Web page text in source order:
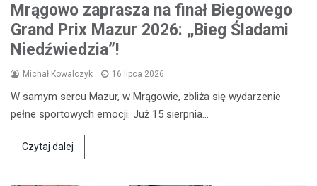
Mrągowo zaprasza na finał Biegowego
Grand Prix Mazur 2026: „Bieg Śladami
Niedźwiedzia”!
Michał Kowalczyk 16 lipca 2026
W samym sercu Mazur, w Mrągowie, zbliża się wydarzenie
pełne sportowych emocji. Już 15 sierpnia…
Czytaj dalej